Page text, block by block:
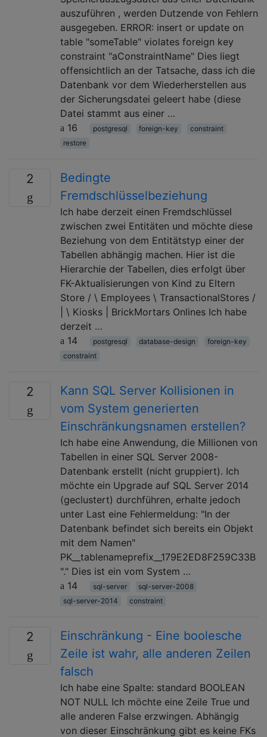
auszuführen , werden Dutzende von Fehlern
ausgegeben. ERROR: insert or update on
table "someTable" violates foreign key
constraint "aConstraintName" Dies liegt
offensichtlich an der Tatsache, dass ich die
Datenbank vor dem Wiederherstellen aus
der Sicherungsdatei geleert habe (diese
Datei stammt aus einer …
16
postgresql foreign-key
constraint
restore
2
Bedingte
Fremdschlüsselbeziehung
Ich habe derzeit einen Fremdschlüssel
zwischen zwei Entitäten und möchte diese
Beziehung von dem Entitätstyp einer der
Tabellen abhängig machen. Hier ist die
Hierarchie der Tabellen, dies erfolgt über
FK-Aktualisierungen von Kind zu Eltern
Store / \ Employees \ TransactionalStores /
| \ Kiosks | BrickMortars Onlines Ich habe
derzeit …
14
postgresql database-design
foreign-key
constraint
2
Kann SQL Server Kollisionen in
vom System generierten
Einschränkungsnamen erstellen?
Ich habe eine Anwendung, die Millionen von
Tabellen in einer SQL Server 2008-
Datenbank erstellt (nicht gruppiert). Ich
möchte ein Upgrade auf SQL Server 2014
(geclustert) durchführen, erhalte jedoch
unter Last eine Fehlermeldung: "In der
Datenbank befindet sich bereits ein Objekt
mit dem Namen"
PK__tablenameprefix__179E2ED8F259C33B
"." Dies ist ein vom System …
14
sql-server
sql-server-2008
sql-server-2014
constraint
2
Einschränkung - Eine boolesche
Zeile ist wahr, alle anderen Zeilen
falsch
Ich habe eine Spalte: standard BOOLEAN
NOT NULL Ich möchte eine Zeile True und
alle anderen False erzwingen. Abhängig
von dieser Einschränkung gibt es keine FKs